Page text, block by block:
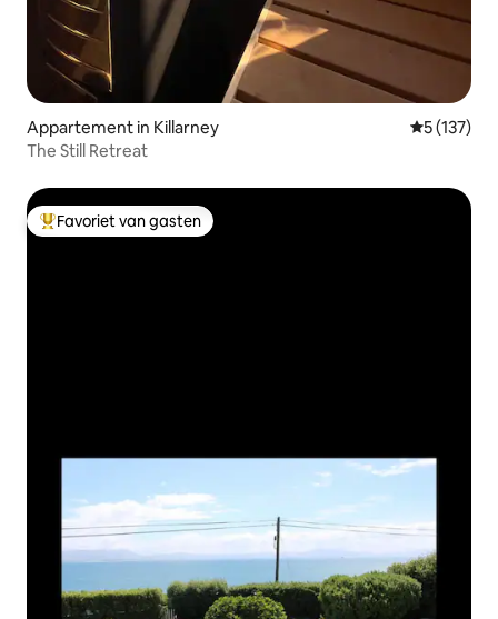
Appartement in Killarney
5 (137)
The Still Retreat
Topfavoriet van gasten
Favoriet van gasten